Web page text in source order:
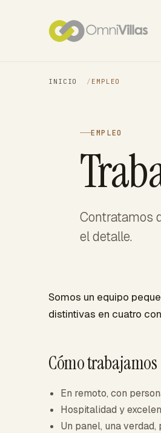
INICIO / EMPLEO
EMPLEO
Contratamos
el detalle.
Somos un equipo
distintivas en cuatro
Cómo trabajamos
En remoto, con
Hospitalidad y
Un panel, una